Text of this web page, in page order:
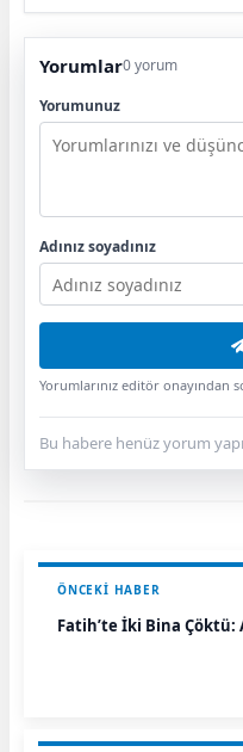
Yorumlar0 yorum
Yorumunuz
Adınız soyadınız
Yorumlarınız editör onayından
Bu habere henüz yorum
ÖNCEKI HABER
Fatih’te İki Bina